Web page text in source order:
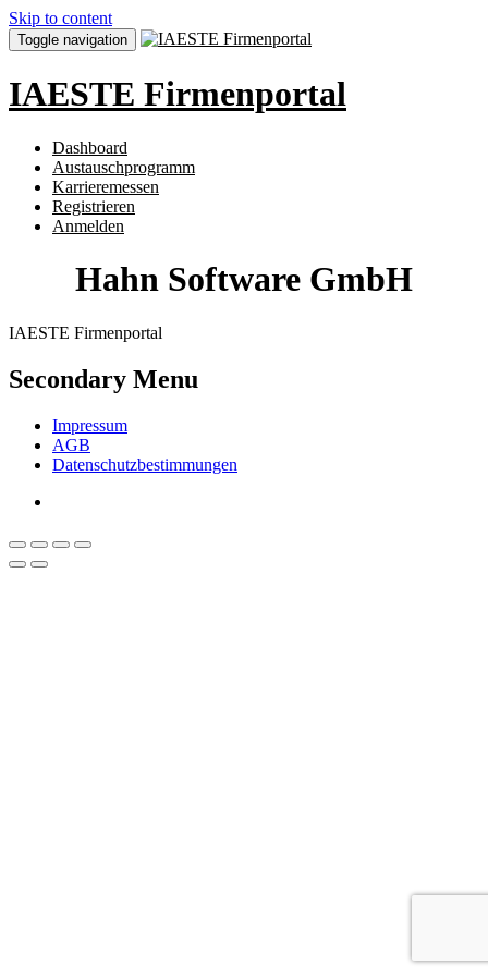
Skip to content
Toggle navigation
IAESTE Firmenportal
Dashboard
Austauschprogramm
Karrieremessen
Registrieren
Anmelden
Hahn Software GmbH
IAESTE Firmenportal
Secondary Menu
Impressum
AGB
Datenschutzbestimmungen